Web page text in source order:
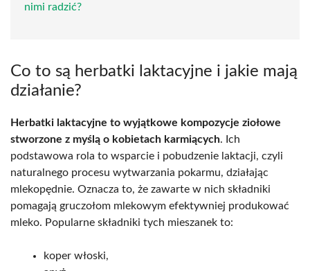
nimi radzić?
Co to są herbatki laktacyjne i jakie mają
działanie?
Herbatki laktacyjne to wyjątkowe kompozycje ziołowe
stworzone z myślą o kobietach karmiących. Ich
podstawowa rola to wsparcie i pobudzenie laktacji, czyli
naturalnego procesu wytwarzania pokarmu, działając
mlekopędnie. Oznacza to, że zawarte w nich składniki
pomagają gruczołom mlekowym efektywniej produkować
mleko. Popularne składniki tych mieszanek to:
koper włoski,